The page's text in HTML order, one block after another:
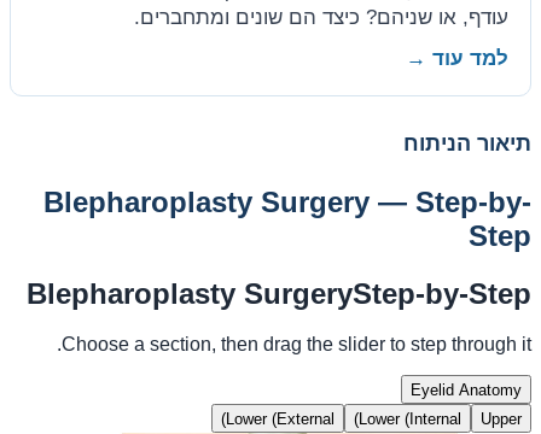
עודף, או שניהם? כיצד הם שונים ומתחברים.
למד עוד →
תיאור הניתוח
Blepharoplasty Surgery — Step-by-
Step
Blepharoplasty SurgeryStep-by-Step
Choose a section, then drag the slider to step through it.
Eyelid Anatomy
Upper
Lower (Internal)
Lower (External)